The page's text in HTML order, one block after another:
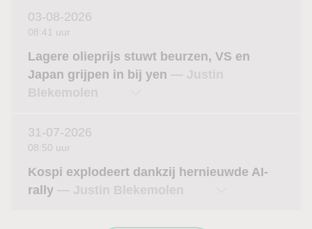
03-08-2026
08:41 uur
Lagere olieprijs stuwt beurzen, VS en
Japan grijpen in bij yen — Justin
Blekemolen
31-07-2026
08:50 uur
Kospi explodeert dankzij hernieuwde AI-
rally — Justin Blekemolen